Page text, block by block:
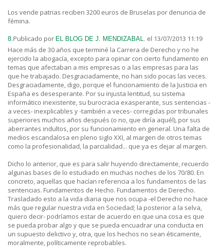
Los vende patrias reciben 3200 euros de Bruselas por denuncia de
fémina.
8.Publicado por EL BLOG DE J. MENDIZABAL. el 13/07/2013 11:19
Hace más de 30 años que terminé la Carrera de Derecho y no he
ejercido la abogacía, excepto para opinar con cierto fundamento en
temas que afectaban a mis empresas o a las empresas para las
que he trabajado. Desgraciadamente, no han sido pocas las veces.
Desgraciadamente, digo, porque el funcionamiento de la Justicia en
España es desesperante. Por su injusta lentitud, su sistema
informático inexistente, su burocracia exasperante, sus sentencias -
a veces- inexplicables y -también a veces- corregidas por tribunales
superiores muchos años después (o no, que diría aquél), por sus
aberrantes indultos, por su funcionamiento en general. Una falta de
medios escandalosa en pleno siglo XXI, al margen de otros temas
como la profesionalidad, la parcialidad... que ya es dejar al margen.
Dicho lo anterior, que es para salir huyendo directamente, recuerdo
algunas bases de lo estudiado en muchas noches de los 70/80. En
concreto, aquellas que hacían referencia a los fundamentos de las
sentencias. Fundamentos de Hecho. Fundamentos de Derecho.
Trasladado esto a la vida diaria que nos ocupa -el Derecho no hace
más que regular nuestra vida en Sociedad; la posterior a la selva,
quiero decir- podríamos estar de acuerdo en que una cosa es que
se pueda probar algo y que se pueda encuadrar una conducta en
un supuesto delictivo y, otra, que los hechos no sean éticamente,
moralmente, políticamente reprobables.